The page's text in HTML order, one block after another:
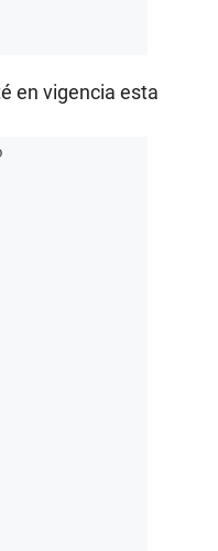
en vigencia esta